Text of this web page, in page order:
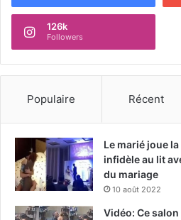
126k
Followers
Populaire Récent
Le marié joue
infidèle au lit
du mariage
10 août 2022
Vidéo: Ce